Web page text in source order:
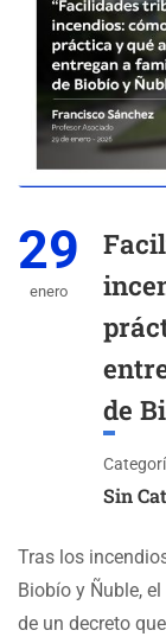
29
enero
de
Sin
Tras los
Biobío y Ñuble,
de un decreto